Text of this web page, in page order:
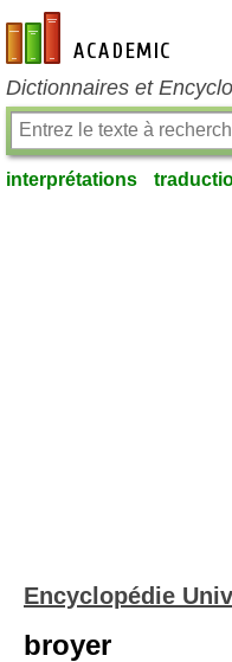
fr-academic.com
Dictionnaires et
interprétations
Encyclopédie
broyer